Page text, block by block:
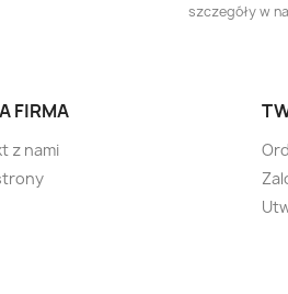
szczegóły w
FIRMA
z nami